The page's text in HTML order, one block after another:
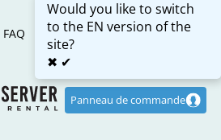
FAQ
Would you like to switch
to the EN version of the
site?
✖ ✔
Panneau de commande